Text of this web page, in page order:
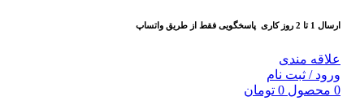
ارسال 1 تا 2 روز کاری پاسخگویی فقط از طریق واتساپ
علاقه مندی
ورود / ثبت نام
0 محصول 0 تومان